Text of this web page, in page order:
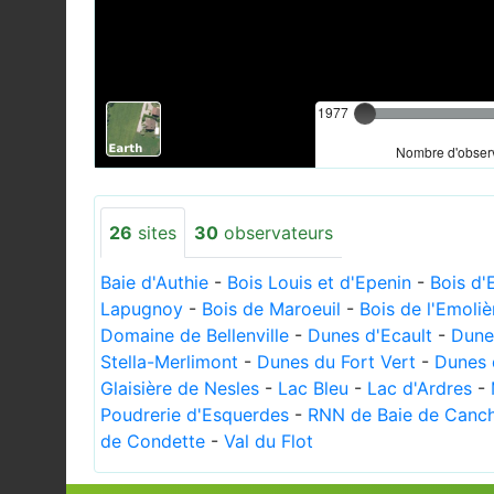
1977
Nombre
26 sites 30 observateurs
Baie d'Authie - Bois Louis et d'Epenin - Bois
Lapugnoy - Bois de Maroeuil - Bois de
Domaine de Bellenville - Dunes d'Ecault -
Stella-Merlimont - Dunes du Fort Vert -
Glaisière de Nesles - Lac Bleu - Lac d'Ardres -
Poudrerie d'Esquerdes - RNN de Baie de
de Condette - Val du Flot